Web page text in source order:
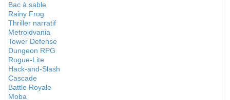
Bac à sable
Rainy Frog
Thriller narratif
Metroidvania
Tower Defense
Dungeon RPG
Rogue-Lite
Hack-and-Slash
Cascade
Battle Royale
Moba